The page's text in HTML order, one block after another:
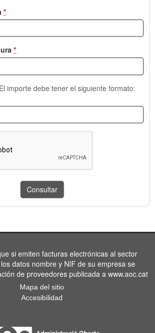
*
*
importe debe tener el siguiente formato:
si emiten facturas electrónicas al sector
datos nombre y NIF de su empresa se
de proveedores publicada a www.aoc.cat
Mapa del sitio
Accesibilidad